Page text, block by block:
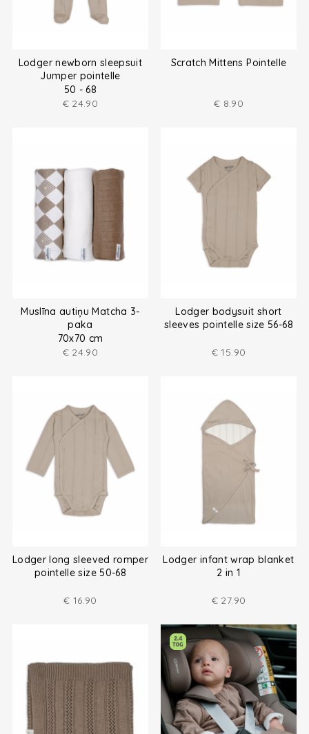
Lodger newborn sleepsuit
Jumper pointelle
50 - 68
€ 24.90
Scratch Mittens Pointelle
€ 8.90
Muslīna autiņu Matcha 3-
paka
70x70 cm
€ 24.90
Lodger bodysuit short
sleeves pointelle size 56-68
€ 15.90
Lodger long sleeved romper
pointelle size 50-68
€ 16.90
Lodger infant wrap blanket
2 in 1
€ 27.90